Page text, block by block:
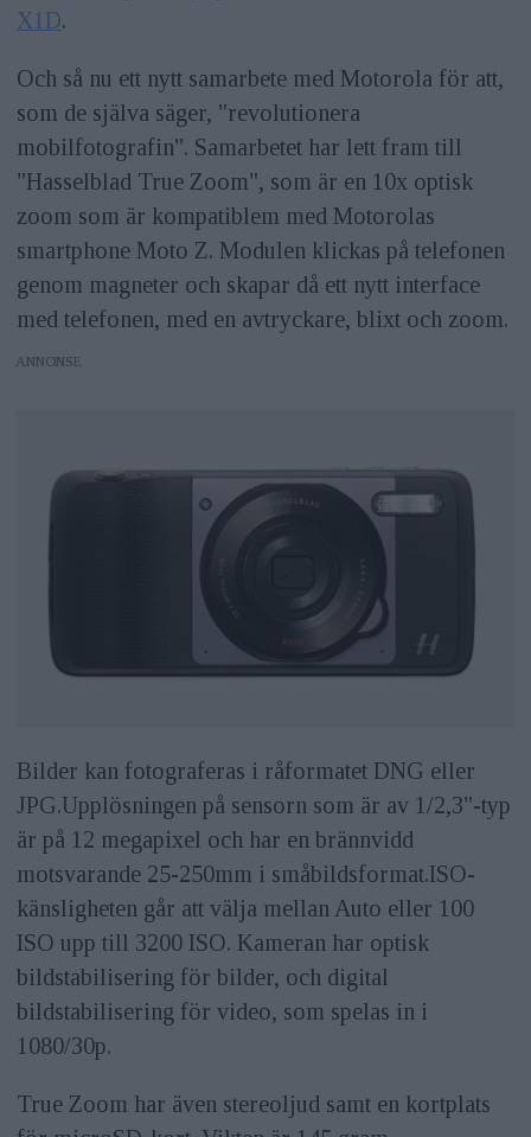
X1D.
Och så nu ett nytt samarbete med Motorola för att,
som de själva säger, "revolutionera
mobilfotografin". Samarbetet har lett fram till
"Hasselblad True Zoom", som är en 10x optisk
zoom som är kompatiblem med Motorolas
smartphone Moto Z. Modulen klickas på telefonen
genom magneter och skapar då ett nytt interface
med telefonen, med en avtryckare, blixt och zoom.
ANNONS
Bilder kan fotograferas i råformatet DNG eller
JPG.Upplösningen på sensorn som är av 1/2,3"-typ
är på 12 megapixel och har en brännvidd
motsvarande 25-250mm i småbildsformat.ISO-
känsligheten går att välja mellan Auto eller 100
ISO upp till 3200 ISO. Kameran har optisk
bildstabilisering för bilder, och digital
bildstabilisering för video, som spelas in i
1080/30p.
True Zoom har även stereoljud samt en kortplats